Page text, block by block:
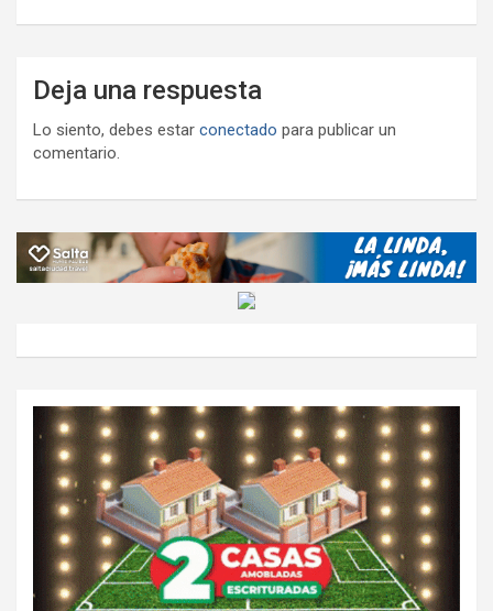
Deja una respuesta
Lo siento, debes estar conectado para publicar un
comentario.